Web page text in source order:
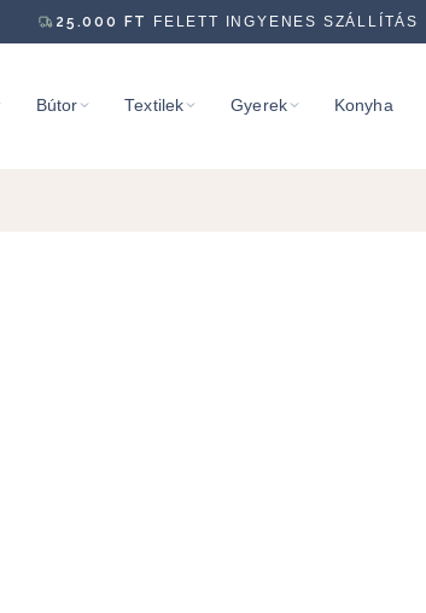
25.000 FT FELETT INGYENES SZÁLLÍTÁS
Bútor Textilek Gyerek Konyha